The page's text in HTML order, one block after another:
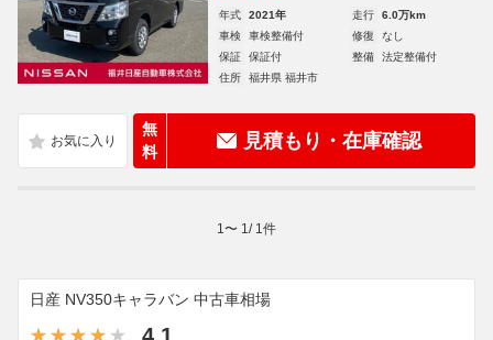
年式 2021年 走行
6.0万km
車検
車検整備付 修復
なし
保証
保証付 整備
法定整備付
住所
福井県 福井市
無
料
見積もり・在庫確認
1 〜 1 / 1 件
日産 NV350キャラバン 中古車相場